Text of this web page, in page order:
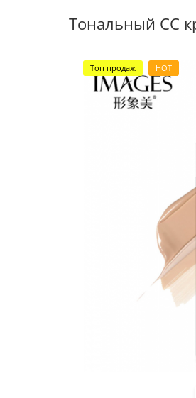
Тональный СС
Топ продаж HOT